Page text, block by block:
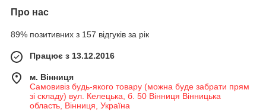
Про нас
89% позитивних з 157 відгуків за рік
Працює з 13.12.2016
м. Вінниця
Самовивіз будь-якого товару (можна буде забрати прям
зі складу) вул. Келецька, б. 50 Вінниця Вінницька
область, Вінниця, Україна